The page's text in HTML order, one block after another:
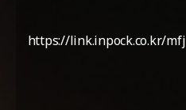
https://link.inpock.co.kr/mfj